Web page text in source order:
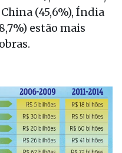
(45,6%), Índia
estão mais